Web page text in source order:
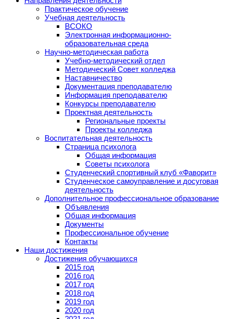
Практическое обучение
Учебная деятельность
ВСОКО
Электронная информационно-
образовательная среда
Научно-методическая работа
Учебно-методический отдел
Методический Совет колледжа
Наставничество
Документация преподавателю
Информация преподавателю
Конкурсы преподавателю
Проектная деятельность
Региональные проекты
Проекты колледжа
Воспитательная деятельность
Страница психолога
Общая информация
Советы психолога
Студенческий спортивный клуб «Фаворит»
Студенческое самоуправление и досуговая
деятельность
Дополнительное профессиональное образование
Объявления
Общая информация
Документы
Профессиональное обучение
Контакты
Наши достижения
Достижения обучающихся
2015 год
2016 год
2017 год
2018 год
2019 год
2020 год